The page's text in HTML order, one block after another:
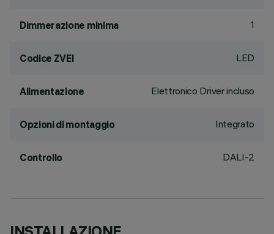
Dimmerazione minima 1
Codice ZVEI LED
Alimentazione Elettronico Driver incluso
Opzioni di montaggio Integrato
Controllo DALI-2